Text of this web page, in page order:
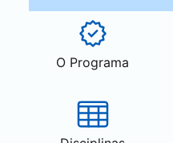
O Programa